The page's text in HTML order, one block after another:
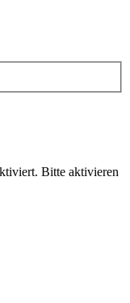
Bitte aktivieren